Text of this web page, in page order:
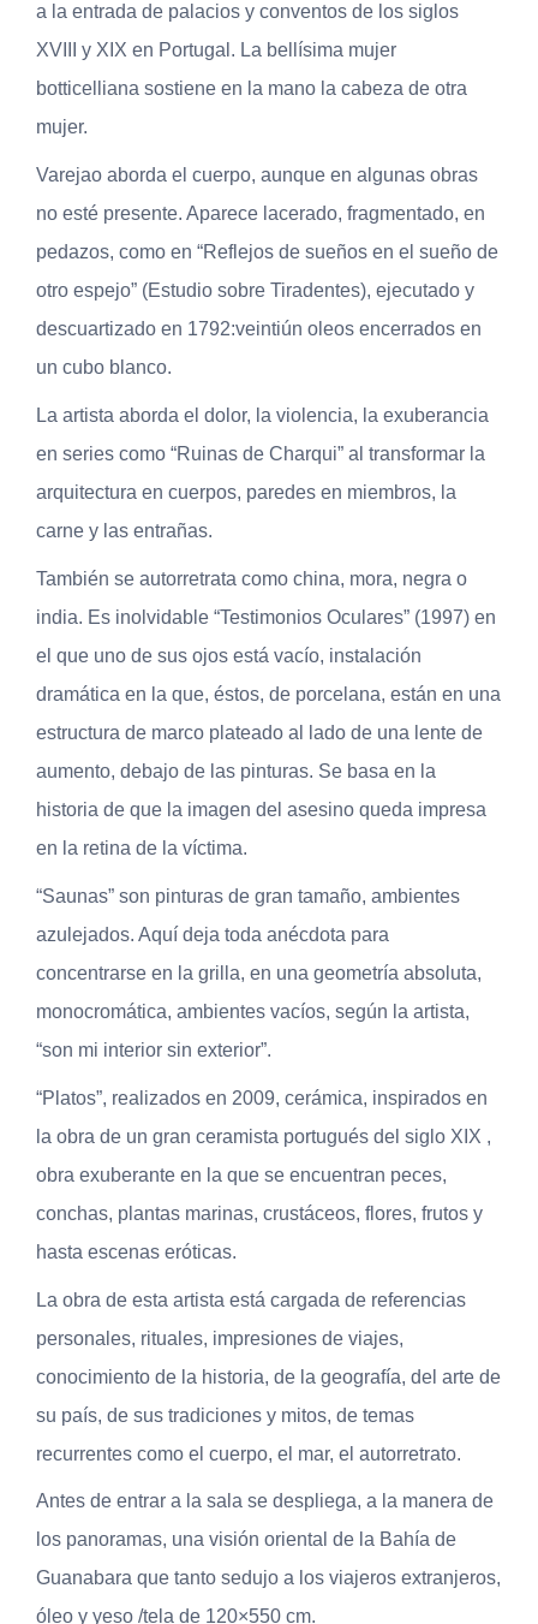
a la entrada de palacios y conventos de los siglos
XVIII y XIX en Portugal. La bellísima mujer
botticelliana sostiene en la mano la cabeza de otra
mujer.
Varejao aborda el cuerpo, aunque en algunas obras
no esté presente. Aparece lacerado, fragmentado, en
pedazos, como en “Reflejos de sueños en el sueño de
otro espejo” (Estudio sobre Tiradentes), ejecutado y
descuartizado en 1792:veintiún oleos encerrados en
un cubo blanco.
La artista aborda el dolor, la violencia, la exuberancia
en series como “Ruinas de Charqui” al transformar la
arquitectura en cuerpos, paredes en miembros, la
carne y las entrañas.
También se autorretrata como china, mora, negra o
india. Es inolvidable “Testimonios Oculares” (1997) en
el que uno de sus ojos está vacío, instalación
dramática en la que, éstos, de porcelana, están en una
estructura de marco plateado al lado de una lente de
aumento, debajo de las pinturas. Se basa en la
historia de que la imagen del asesino queda impresa
en la retina de la víctima.
“Saunas” son pinturas de gran tamaño, ambientes
azulejados. Aquí deja toda anécdota para
concentrarse en la grilla, en una geometría absoluta,
monocromática, ambientes vacíos, según la artista,
“son mi interior sin exterior”.
“Platos”, realizados en 2009, cerámica, inspirados en
la obra de un gran ceramista portugués del siglo XIX ,
obra exuberante en la que se encuentran peces,
conchas, plantas marinas, crustáceos, flores, frutos y
hasta escenas eróticas.
La obra de esta artista está cargada de referencias
personales, rituales, impresiones de viajes,
conocimiento de la historia, de la geografía, del arte de
su país, de sus tradiciones y mitos, de temas
recurrentes como el cuerpo, el mar, el autorretrato.
Antes de entrar a la sala se despliega, a la manera de
los panoramas, una visión oriental de la Bahía de
Guanabara que tanto sedujo a los viajeros extranjeros,
óleo y yeso /tela de 120×550 cm.